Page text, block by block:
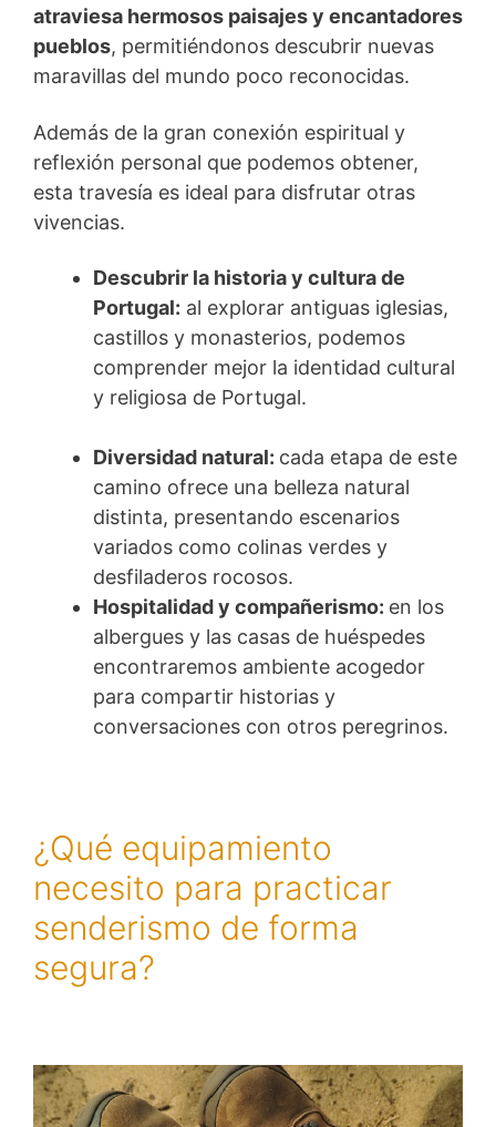
atraviesa hermosos paisajes y encantadores
pueblos, permitiéndonos descubrir nuevas
maravillas del mundo poco reconocidas.
Además de la gran conexión espiritual y
reflexión personal que podemos obtener,
esta travesía es ideal para disfrutar otras
vivencias.
Descubrir la historia y cultura de
Portugal: al explorar antiguas iglesias,
castillos y monasterios, podemos
comprender mejor la identidad cultural
y religiosa de Portugal.
Diversidad natural: cada etapa de este
camino ofrece una belleza natural
distinta, presentando escenarios
variados como colinas verdes y
desfiladeros rocosos.
Hospitalidad y compañerismo: en los
albergues y las casas de huéspedes
encontraremos ambiente acogedor
para compartir historias y
conversaciones con otros peregrinos.
¿Qué equipamiento
necesito para practicar
senderismo de forma
segura?